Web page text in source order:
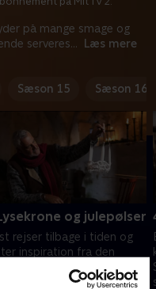
på mange smage og
serveres... Læs mere
Sæson 15 Sæson 16
og julepølser
rejser tilbage i tiden og
inspiration fra den
svenske jul og laver
andet en fin og hyggelig